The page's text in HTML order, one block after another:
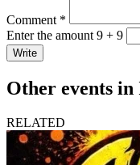
Comment *
Enter the amount 9 + 9
Write
Other events
RELATED